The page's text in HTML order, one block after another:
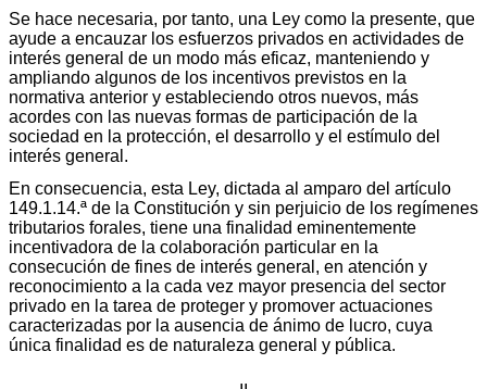
Se hace necesaria, por tanto, una Ley como la presente, que
ayude a encauzar los esfuerzos privados en actividades de
interés general de un modo más eficaz, manteniendo y
ampliando algunos de los incentivos previstos en la
normativa anterior y estableciendo otros nuevos, más
acordes con las nuevas formas de participación de la
sociedad en la protección, el desarrollo y el estímulo del
interés general.
En consecuencia, esta Ley, dictada al amparo del artículo
149.1.14.ª de la Constitución y sin perjuicio de los regímenes
tributarios forales, tiene una finalidad eminentemente
incentivadora de la colaboración particular en la
consecución de fines de interés general, en atención y
reconocimiento a la cada vez mayor presencia del sector
privado en la tarea de proteger y promover actuaciones
caracterizadas por la ausencia de ánimo de lucro, cuya
única finalidad es de naturaleza general y pública.